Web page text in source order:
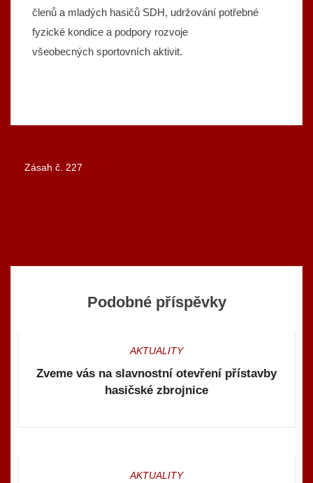
členů a mladých hasičů SDH, udržování potřebné
fyzické kondice a podpory rozvoje
všeobecných sportovních aktivit.
Zásah č. 227
Podobné příspěvky
AKTUALITY
Zveme vás na slavnostní otevření přístavby
hasičské zbrojnice
AKTUALITY